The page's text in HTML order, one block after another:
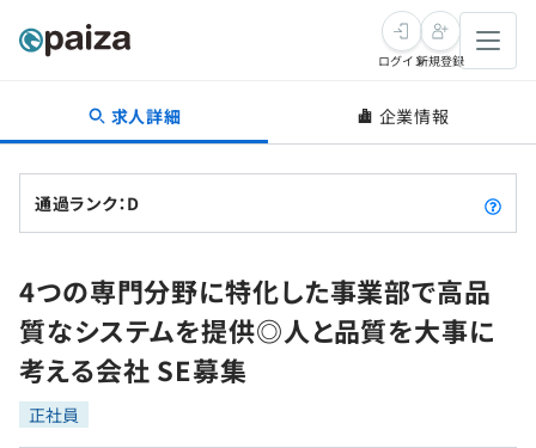
転職・キャリア
転職成功ガイド
転職エージェント
インタビュー
転職成功ガイド
新卒就活
求人検索
本選考
インターン
学習
問題集
プログラミング言語
ゲーム・マンガ
ログイン新規登録
求人詳細 企業情報
通過ランク：D
4つの専門分野に特化した事業部で高品
質なシステムを提供◎人と品質を大事に
考える会社 SE募集
正社員